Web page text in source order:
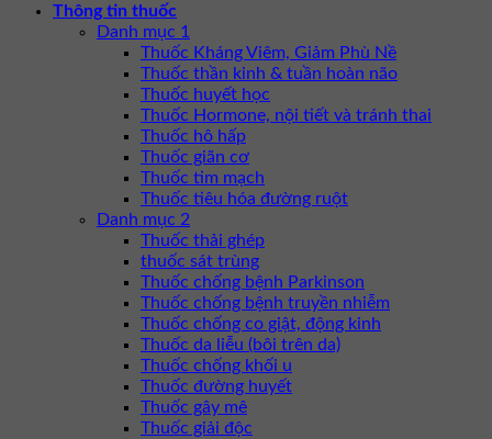
Thông tin thuốc
Danh mục 1
Thuốc Kháng Viêm, Giảm Phù Nề
Thuốc thần kinh & tuần hoàn não
Thuốc huyết học
Thuốc Hormone, nội tiết và tránh thai
Thuốc hô hấp
Thuốc giãn cơ
Thuốc tim mạch
Thuốc tiêu hóa đường ruột
Danh mục 2
Thuốc thải ghép
thuốc sát trùng
Thuốc chống bệnh Parkinson
Thuốc chống bệnh truyền nhiễm
Thuốc chống co giật, động kinh
Thuốc da liễu (bôi trên da)
Thuốc chống khối u
Thuốc đường huyết
Thuốc gây mê
Thuốc giải độc